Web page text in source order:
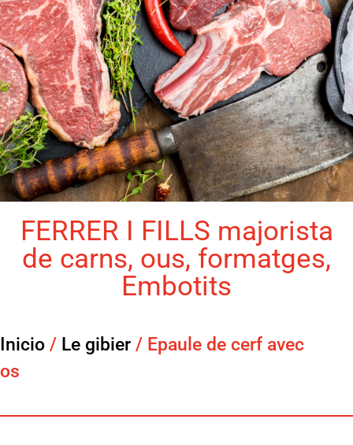
FERRER I FILLS majorista
de carns, ous, formatges,
Embotits
Inicio / Le gibier / Epaule de cerf avec
os